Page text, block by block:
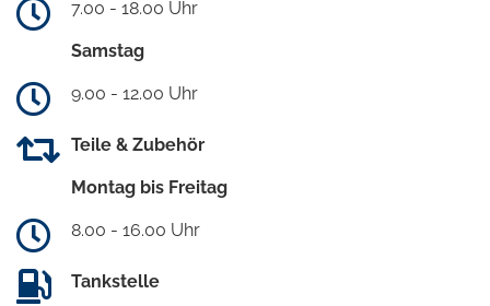
7.00 - 18.00 Uhr
Samstag
9.00 - 12.00 Uhr
Teile & Zubehör
Montag bis Freitag
8.00 - 16.00 Uhr
Tankstelle